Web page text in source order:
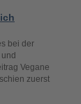
bei der
Vegane
zuerst